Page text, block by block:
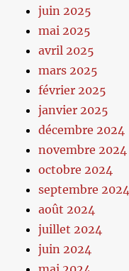
juin 2025
mai 2025
avril 2025
mars 2025
février 2025
janvier 2025
décembre 2024
novembre 2024
octobre 2024
septembre 2024
août 2024
juillet 2024
juin 2024